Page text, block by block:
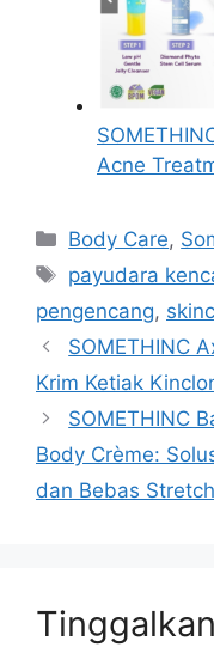
Acne
Kategori
Body Care,
Tag
payudara
pengencang,
SOMETHINC
Krim Ketiak
SOMETHINC
Body Crème:
dan Bebas